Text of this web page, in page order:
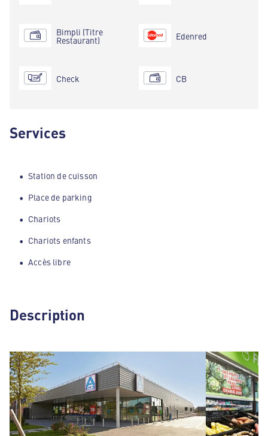
Bimpli (Titre
Restaurant)
Check
Edenred
CB
Services
Station de cuisson
Place de parking
Chariots
Chariots enfants
Accès libre
Description